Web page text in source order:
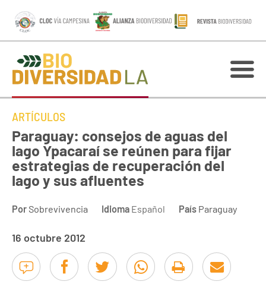
ARTÍCULOS
Paraguay: consejos de aguas del
lago Ypacaraí se reúnen para fijar
estrategias de recuperación del
lago y sus afluentes
Por Sobrevivencia Idioma Español País Paraguay
16 octubre 2012